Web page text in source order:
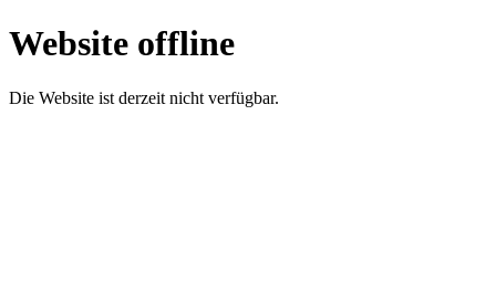
Website offline
Die Website ist derzeit nicht verfügbar.